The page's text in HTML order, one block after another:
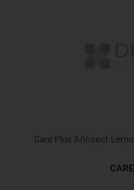
Care Plus A/insect